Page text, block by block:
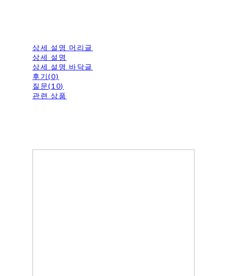
상세 설명 머리글
상세 설명
상세 설명 바닥글
후기(0)
질문(10)
관련 상품